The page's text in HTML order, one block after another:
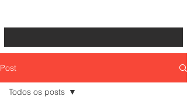
Post
Todos os posts